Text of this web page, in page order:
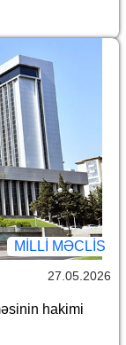
MILLI MƏCLIS
27.05.2026
hakimi